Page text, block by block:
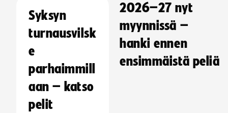
Syksyn
turnausvilsk
e
parhaimmill
aan – katso
pelit
2026–27 nyt
myynnissä –
hanki ennen
ensimmäistä peliä